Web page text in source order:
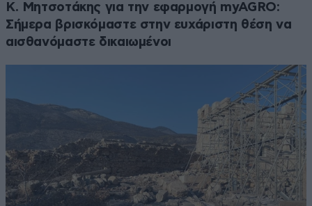
Κ. Μητσοτάκης για την εφαρμογή myAGRO:
Σήμερα βρισκόμαστε στην ευχάριστη θέση να
αισθανόμαστε δικαιωμένοι